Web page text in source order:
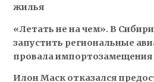
жилья
«Летать не на чем». В
запустить региональные
провала импортозамещения
Илон Маск отказался